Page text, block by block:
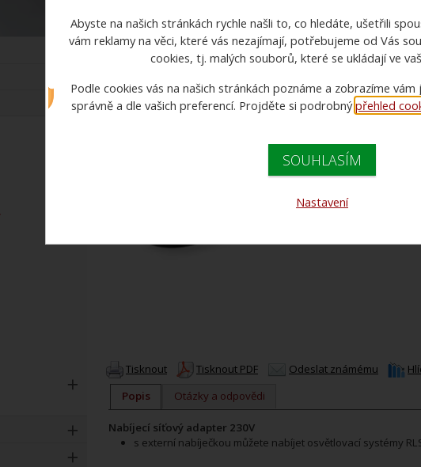
Tisknout Tisknout PDF Odeslat známému
Popis
Otázky a odpovědi
Nabíjecí síťový adapter 230V
s externí nabíječkou můžete nabíjet osvětlovací systémy
Abyste na našich stránkách rychle našli to, co hledáte, ušetřili
vám reklamy na věci, které vás nezajímají, potřebujeme od Vás
cookies, tj. malých souborů, které se ukládají ve
Podle cookies vás na našich stránkách poznáme a zobrazíme
správně a dle vašich preferencí. Projděte si podrobnýpřehled
SOUHLASÍM
Nastavení